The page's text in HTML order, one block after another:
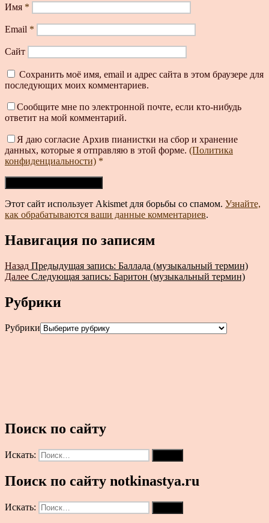
Имя *
Email *
Сайт
Сохранить моё имя, email и адрес сайта в этом браузере для
последующих моих комментариев.
Сообщите мне по электронной почте, если кто-нибудь
ответит на мой комментарий.
Я даю согласие Архив пианистки на сбор и хранение
данных, которые я отправляю в этой форме. (Политика
конфиденциальности) *
Этот сайт использует Akismet для борьбы со спамом. Узнайте,
как обрабатываются ваши данные комментариев.
Навигация по записям
Назад Предыдущая запись: Баллада (музыкальный термин)
Далее Следующая запись: Баритон (музыкальный термин)
Рубрики
Рубрики
Поиск по сайту
Искать:
Поиск по сайту notkinastya.ru
Искать: